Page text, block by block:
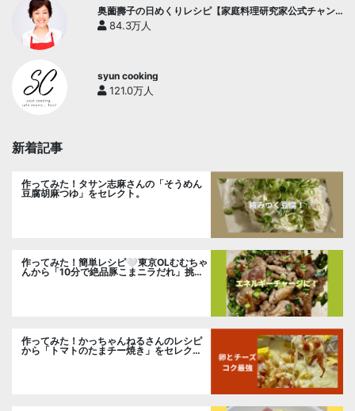
奥薗壽子の日めくりレシピ【家庭料理研究家公式チャン
ネル】
84.3万人
syun cooking
121.0万人
新着記事
作ってみた！タサン志麻さんの「そうめん
豆腐胡麻つゆ」をセレクト。
作ってみた！簡単レシピ🤍東京OLむむちゃ
んから「10分で絶品豚こまニラだれ」挑
作ってみた！かっちゃんねるさんのレシピ
から「トマトのたまチー焼き」をセレク
ト。